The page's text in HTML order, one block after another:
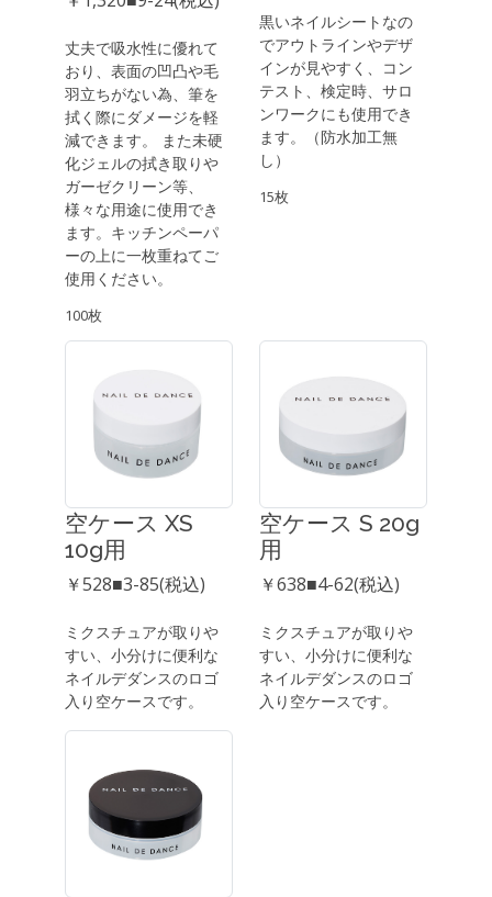
丈夫で吸水性に優れて
おり、表面の凹凸や毛
羽立ちがない為、筆を
拭く際にダメージを軽
減できます。 また未硬
化ジェルの拭き取りや
ガーゼクリーン等、
様々な用途に使用でき
ます。キッチンペーパ
ーの上に一枚重ねてご
使用ください。
100枚
黒いネイルシートなの
でアウトラインやデザ
インが見やすく、コン
テスト、検定時、サロ
ンワークにも使用でき
ます。（防水加工無
し）
15枚
空ケース XS
10g用
￥528■3-85(税込)
ミクスチュアが取りや
すい、小分けに便利な
ネイルデダンスのロゴ
入り空ケースです。
空ケース S 20g
用
￥638■4-62(税込)
ミクスチュアが取りや
すい、小分けに便利な
ネイルデダンスのロゴ
入り空ケースです。